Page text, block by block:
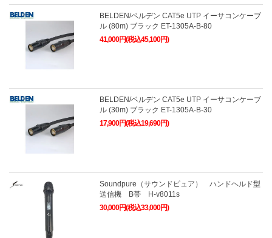
BELDEN/ベルデン CAT5e UTP イーサコンケーブ
ル (80m) ブラック ET-1305A-B-80
41,000円(税込45,100円)
BELDEN/ベルデン CAT5e UTP イーサコンケーブ
ル (30m) ブラック ET-1305A-B-30
17,900円(税込19,690円)
Soundpure（サウンドピュア） ハンドヘルド型
送信機 B帯 H-v8011s
30,000円(税込33,000円)